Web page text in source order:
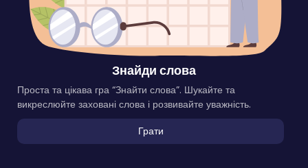
Знайди слова
Проста та цікава гра “Знайти слова”. Шукайте та
викреслюйте заховані слова і розвивайте уважність.
Грати